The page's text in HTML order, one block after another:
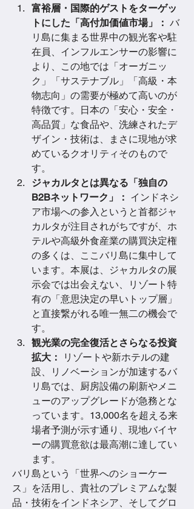
富裕層・国際的ゲストをターゲッ
トにした「高付加価値市場」： バ
リ島に集まる世界中の観光客や駐
在員、インフルエンサーの影響に
より、この地では「オーガニッ
ク」「サステナブル」「高級・本
物志向」の需要が極めて高いのが
特徴です。日本の「安心・安全・
高品質」な食品や、洗練されたデ
ザイン・技術は、まさに現地が求
めているクオリティそのもので
す。
ジャカルタとは異なる「独自の
B2Bネットワーク」： インドネシ
ア市場への参入というと首都ジャ
カルタが注目されがちですが、ホ
テルや高級外食産業の購買決定権
の多くは、ここバリ島に集中して
います。本展は、ジャカルタの展
示会では出会えない、リゾート特
有の「意思決定の早いトップ層」
と直接繋がれる唯一無二の機会で
す。
観光業の完全復活とさらなる投資
拡大：
リゾートや新ホテルの建
設、リノベーションが加速するバ
リ島では、厨房設備の刷新やメニ
ューのアップグレードが急務とな
っています。13,000名を超える来
場者予測が示す通り、現地バイヤ
ーの購買意欲は最高潮に達してい
ます。
バリ島という「世界へのショーケー
ス」を活用し、貴社のプレミアムな製
品・技術をインドネシア、そしてグロ